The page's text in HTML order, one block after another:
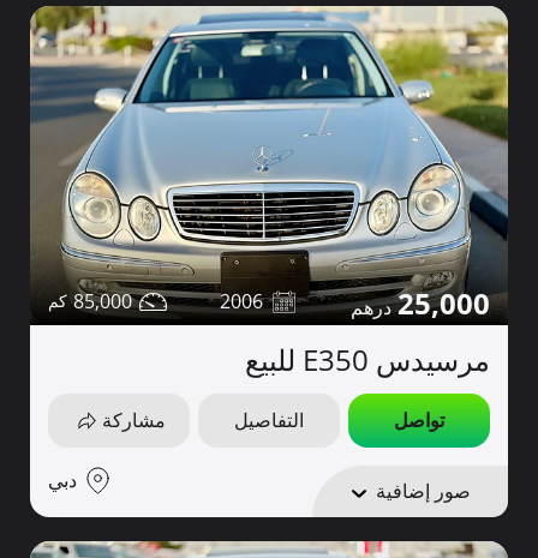
25,000
2006
85,000
مرسيدس E350 للبيع
تواصل التفاصيل مشاركة
صور إضافية دبي